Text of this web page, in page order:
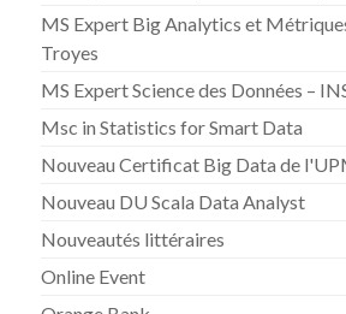
MS Expert Big Analytics et
Troyes
MS Expert Science des Données –
Msc in Statistics for Smart Data
Nouveau Certificat Big Data de
Nouveau DU Scala Data Analyst
Nouveautés littéraires
Online Event